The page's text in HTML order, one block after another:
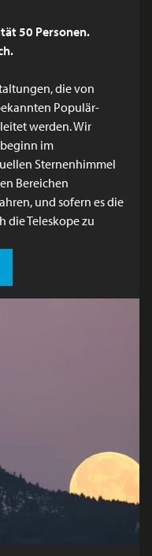
50 Personen.
die von
Populär-
werden. Wir
im
Sternenhimmel
Bereichen
und sofern es die
die Teleskope zu